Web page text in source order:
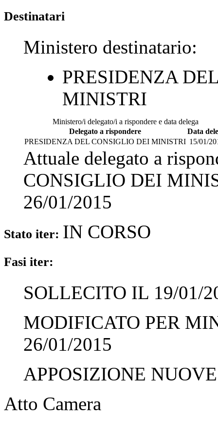
Destinatari
Ministero destinatario:
PRESIDENZA
MINISTRI
Ministero/i delegato/i a rispondere e data delega
Delegato a rispondere
Data
PRESIDENZA DEL CONSIGLIO DEI MINISTRI 15/01/
Attuale delegato a
CONSIGLIO DEI
26/01/2015
Stato iter: IN CORSO
Fasi iter:
SOLLECITO IL 19/01/
MODIFICATO PER
26/01/2015
APPOSIZIONE
Atto Camera